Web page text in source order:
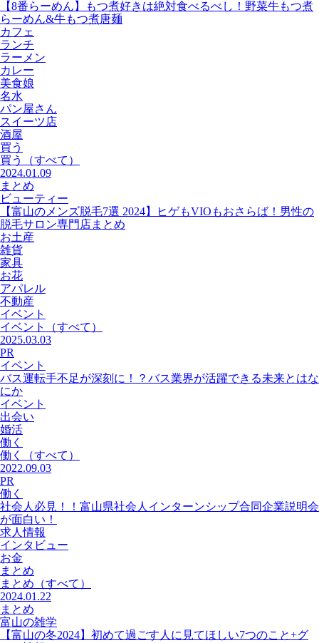
【8番らーめん】もつ煮好きは絶対食べるべし！野菜牛もつ煮
らーめん&牛もつ煮唐麺
カフェ
ランチ
ラーメン
カレー
美食娘
名水
パン屋さん
スイーツ店
酒屋
買う
買う
（すべて）
2024.01.09
まとめ
ビューティー
【富山のメンズ脱毛7選 2024】ヒゲもVIOもおさらば！男性の
脱毛サロン専門店まとめ
お土産
雑貨
家具
お花
アパレル
不動産
イベント
イベント
（すべて）
2025.03.03
PR
イベント
バス運転手不足が深刻に！？バス業界が活躍できる未来とはな
にか
イベント
出会い
婚活
働く
働く
（すべて）
2022.09.03
PR
働く
社会人必見！！富山県社会人インターンシップ合同企業説明会
が面白い！
求人情報
インタビュー
お金
まとめ
まとめ （すべて）
2024.01.22
まとめ
富山の雑学
【富山の冬2024】初めて過ごす人に見てほしい7つのこと+グ